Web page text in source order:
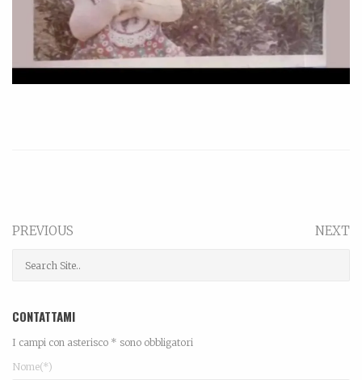
PREVIOUS NEXT
CONTATTAMI
I campi con asterisco * sono obbligatori
Nome(*)